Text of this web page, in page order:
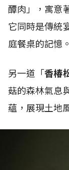
醰肉」，寓意
它同時是傳統
庭餐桌的記憶。
另一道「香椿
菇的森林氣息
蘊，展現土地